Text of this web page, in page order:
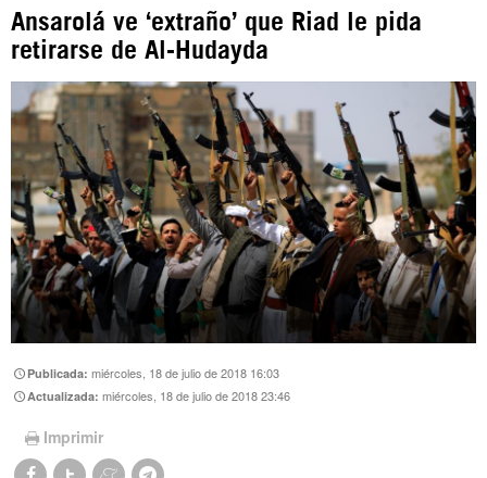
https://urmedium.com/c/hispantv
WhatsApp y Viber: +98 921 79 29 404
https://www.facebook.com/Nexolatino.Canal
Ansarolá ve ‘extraño’ que Riad le pida
retirarse de Al-Hudayda
Publicada:miércoles, 18 de julio de 2018 16:03
Actualizada:miércoles, 18 de julio de 2018 23:46
Imprimir